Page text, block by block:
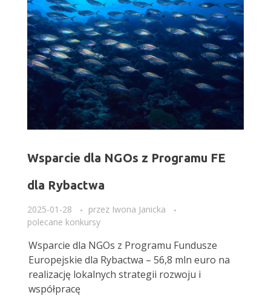
Wsparcie dla NGOs z Programu FE
dla Rybactwa
2025-01-28 przez Iwona Janicka
polecane konkursy
Wsparcie dla NGOs z Programu Fundusze
Europejskie dla Rybactwa – 56,8 mln euro na
realizację lokalnych strategii rozwoju i
współpracę